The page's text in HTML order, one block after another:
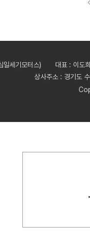
일세기모터스)
대표 : 이도
상사주소 : 경기도